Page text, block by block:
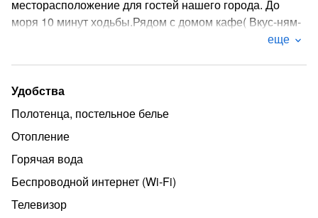
месторасположение для гостей нашего города. До
моря 10 минут ходьбы.Рядом с домом кафе( Вкус-ням-
ба) где можно вкусно позавтракать . В квартире в
чайник , холодильник, утюг, фен,стиральная машинка с
сушкой и дополнительной сушкой для улицы.Wi-FI,
телевизор.Есть всё необходимое для комфортного
проживания и отдыха. При бронировании на
интересующие вас даты вносится предоплата в
размере 20% от стоимости проживания.
Окончательный расчет производится при заселении
наличными или переводом на банковскую карту.
еще
Удобства
Полотенца, постельное белье
Отопление
Горячая вода
Беспроводной интернет (Wi‑Fi)
Телевизор